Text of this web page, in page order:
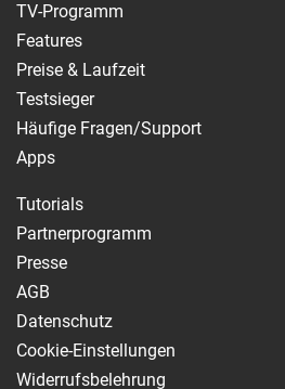
TV-Programm
Features
Preise & Laufzeit
Testsieger
Häufige Fragen/Support
Apps
Tutorials
Partnerprogramm
Presse
AGB
Datenschutz
Cookie-Einstellungen
Widerrufsbelehrung